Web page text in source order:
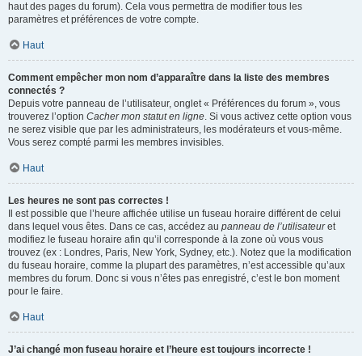
haut des pages du forum). Cela vous permettra de modifier tous les
paramètres et préférences de votre compte.
Haut
Comment empêcher mon nom d’apparaître dans la liste des membres
connectés ?
Depuis votre panneau de l’utilisateur, onglet « Préférences du forum », vous
trouverez l’option Cacher mon statut en ligne. Si vous activez cette option vous
ne serez visible que par les administrateurs, les modérateurs et vous-même.
Vous serez compté parmi les membres invisibles.
Haut
Les heures ne sont pas correctes !
Il est possible que l’heure affichée utilise un fuseau horaire différent de celui
dans lequel vous êtes. Dans ce cas, accédez au panneau de l’utilisateuret
modifiez le fuseau horaire afin qu’il corresponde à la zone où vous vous
trouvez (ex : Londres, Paris, New York, Sydney, etc.). Notez que la modification
du fuseau horaire, comme la plupart des paramètres, n’est accessible qu’aux
membres du forum. Donc si vous n’êtes pas enregistré, c’est le bon moment
pour le faire.
Haut
J’ai changé mon fuseau horaire et l’heure est toujours incorrecte !